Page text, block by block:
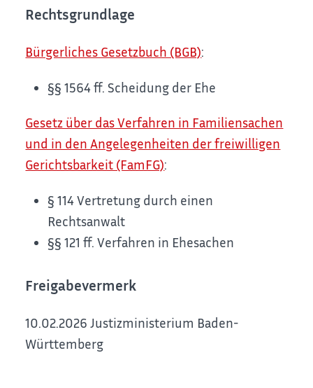
Rechtsgrundlage
Bürgerliches Gesetzbuch (BGB):
§§ 1564 ff. Scheidung der Ehe
Gesetz über das Verfahren in Familiensachen
und in den Angelegenheiten der freiwilligen
Gerichtsbarkeit (FamFG):
§ 114 Vertretung durch einen
Rechtsanwalt
§§ 121 ff. Verfahren in Ehesachen
Freigabevermerk
10.02.2026 Justizministerium Baden-
Württemberg